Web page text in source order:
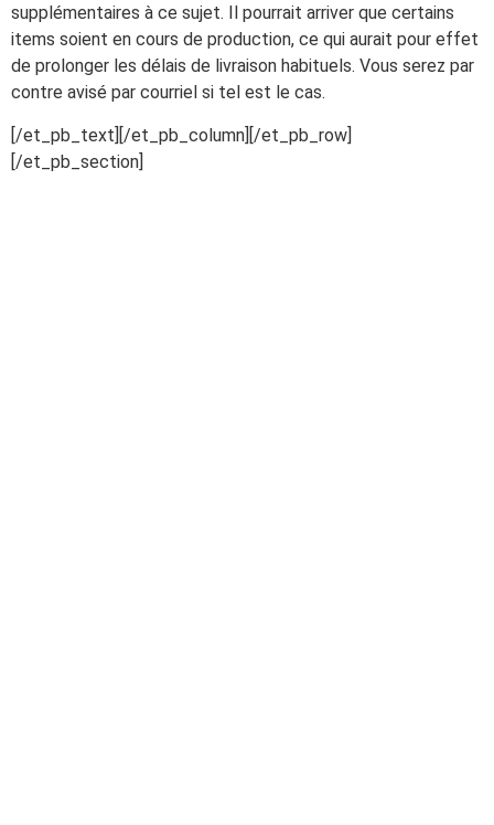
supplémentaires à ce sujet. Il pourrait arriver que certains
items soient en cours de production, ce qui aurait pour effet
de prolonger les délais de livraison habituels. Vous serez par
contre avisé par courriel si tel est le cas.
[/et_pb_text][/et_pb_column][/et_pb_row]
[/et_pb_section]